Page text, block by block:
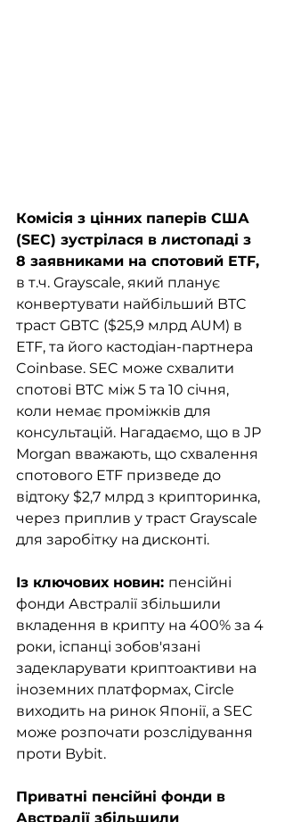
Комісія з цінних паперів США
(SEC) зустрілася в листопаді з
8 заявниками на спотовий ETF,
в т.ч. Grayscale, який планує
конвертувати найбільший BTC
траст GBTC ($25,9 млрд AUM) в
ETF, та його кастодіан-партнера
Coinbase. SEC може схвалити
спотові BTC між 5 та 10 січня,
коли немає проміжків для
консультацій. Нагадаємо, що в JP
Morgan вважають, що схвалення
спотового ETF призведе до
відтоку $2,7 млрд з крипторинка,
через приплив у траст Grayscale
для заробітку на дисконті.
Із ключових новин: пенсійні
фонди Австралії збільшили
вкладення в крипту на 400% за 4
роки, іспанці зобов'язані
задекларувати криптоактиви на
іноземних платформах, Circle
виходить на ринок Японії, а SEC
може розпочати розслідування
проти Bybit.
Приватні пенсійні фонди в
Австралії збільшили